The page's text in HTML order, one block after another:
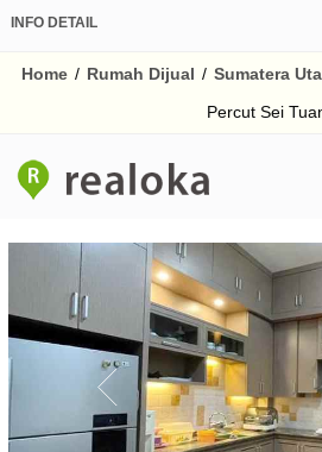
INFO DETAIL
Home / Rumah Dijual / Sumatera
Percut Sei